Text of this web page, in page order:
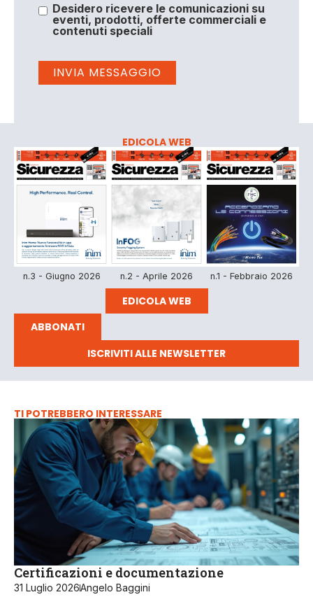
Desidero ricevere le comunicazioni su
eventi, prodotti, offerte commerciali e
contenuti speciali
EDICOLA WEB
n.3 - Giugno 2026 n.2 - Aprile 2026 n.1 - Febbraio 2026
EDICOLA WEB
ABBONATI
ISCRIVITI ALLE NEWSLETTER
TI POTREBBERO INTERESSARE
Certificazioni e documentazione
31 Luglio 2026Angelo Baggini